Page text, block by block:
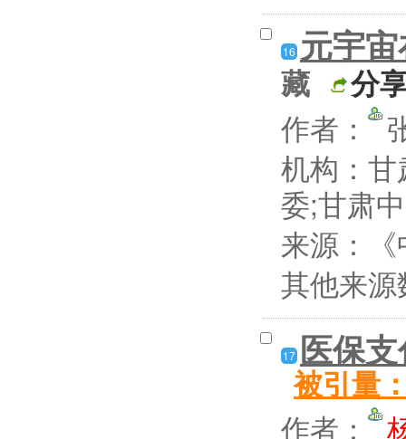
16 元宇
藏 分
作者：
机构：
委;甘肃
来源：
其他来
17 医保
被引量
作者：